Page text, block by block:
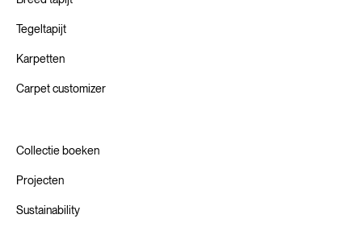
Tegeltapijt
Karpetten
Carpet customizer
Collectie boeken
Projecten
Sustainability